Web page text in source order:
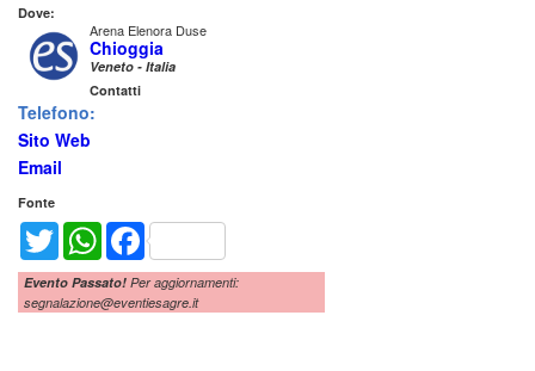
Dove:
Arena Elenora Duse
Chioggia
Veneto - Italia
Contatti
Telefono:
Sito Web
Email
Fonte
Twitter WhatsAppFacebook
Evento Passato! Per aggiornamenti:
segnalazione@eventiesagre.it